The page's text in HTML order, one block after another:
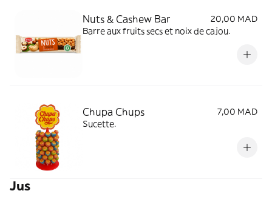
Nuts & Cashew Bar
20,00 MAD
Barre aux fruits secs et noix de cajou.
Chupa Chups
7,00 MAD
Sucette.
Jus